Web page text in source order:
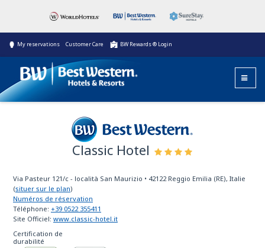
My reservations Customer Care BW Rewards ® Login
Best Western
Classic Hotel
Via Pasteur 121/c - località San Maurizio • 42122 Reggio Emilia (RE), Italie
(situer sur le plan)
Numéros de réservation
Téléphone: +39 0522 355411
Site Officiel: www.classic-hotel.it
Certification de
durabilité